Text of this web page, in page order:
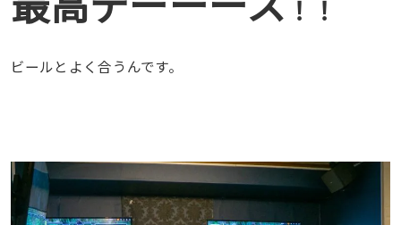
！！
ビールとよく合うんです。